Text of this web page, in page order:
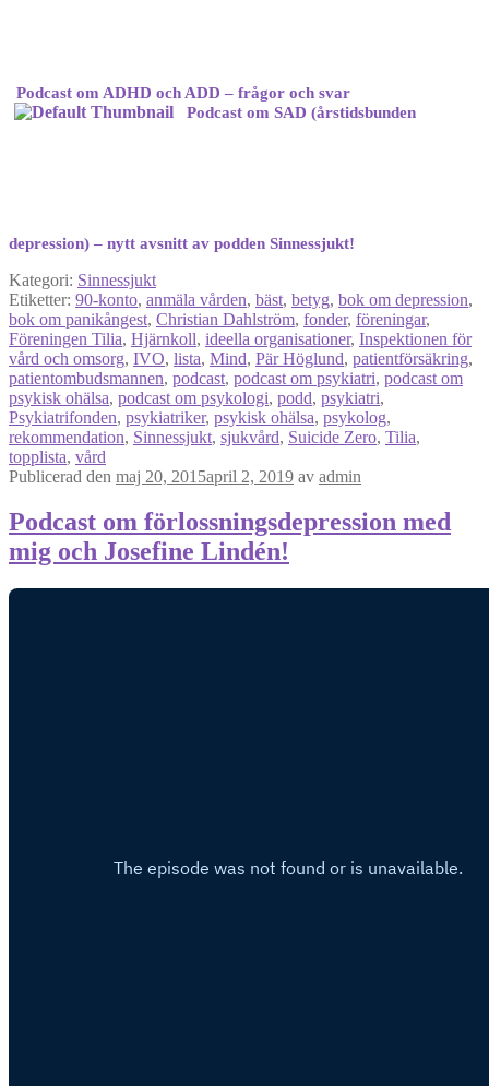
Podcast om ADHD och ADD – frågor och svar
Podcast om SAD (årstidsbunden
depression) – nytt avsnitt av podden Sinnessjukt!
Kategori: Sinnessjukt
Etiketter: 90-konto, anmäla vården, bäst, betyg, bok om depression,
bok om panikångest, Christian Dahlström, fonder, föreningar,
Föreningen Tilia, Hjärnkoll, ideella organisationer, Inspektionen för
vård och omsorg, IVO, lista, Mind, Pär Höglund, patientförsäkring,
patientombudsmannen, podcast, podcast om psykiatri, podcast om
psykisk ohälsa, podcast om psykologi, podd, psykiatri,
Psykiatrifonden, psykiatriker, psykisk ohälsa, psykolog,
rekommendation, Sinnessjukt, sjukvård, Suicide Zero, Tilia,
topplista, vård
Publicerad den maj 20, 2015april 2, 2019 av admin
Podcast om förlossningsdepression med
mig och Josefine Lindén!